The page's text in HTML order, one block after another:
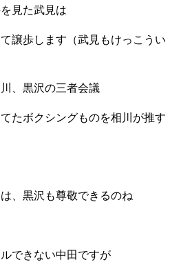
見た武見は
譲歩します（武見もけっこうい
、黒沢の三者会議
たボクシングものを相川が推す
、黒沢も尊敬できるのね
できない中田ですが